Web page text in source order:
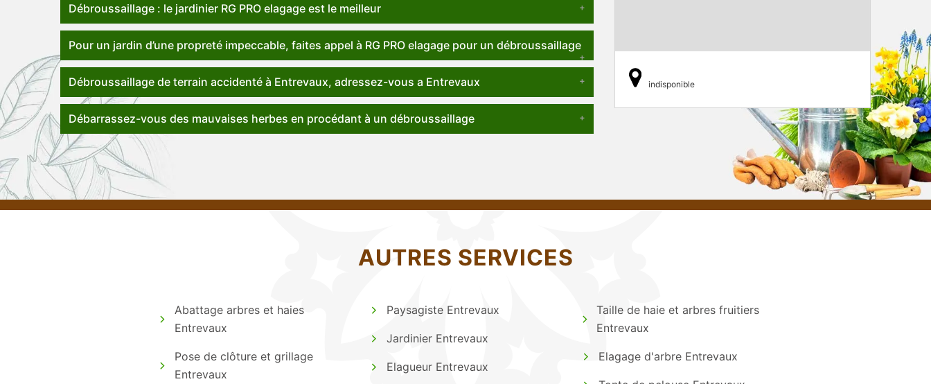
Débroussaillage : le jardinier RG PRO elagage est le meilleur
Pour un jardin d’une propreté impeccable, faites appel à RG PRO elagage pour un débroussaillage
Débroussaillage de terrain accidenté à Entrevaux, adressez-vous a Entrevaux
Débarrassez-vous des mauvaises herbes en procédant à un débroussaillage
indisponible
AUTRES SERVICES
Abattage arbres et haies
Entrevaux
Pose de clôture et grillage
Entrevaux
Paysagiste Entrevaux
Jardinier Entrevaux
Elagueur Entrevaux
Taille de haie et arbres fruitiers
Entrevaux
Elagage d'arbre Entrevaux